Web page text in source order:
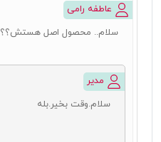
عاطفه رامی
سلام.. محصول اصل هستش؟؟
مدیر
سلام.وقت بخیر.بله